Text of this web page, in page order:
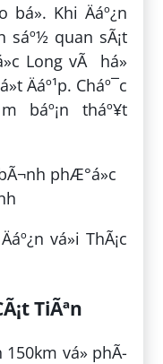
Khi Äáº¿n
sáº½ quan sÃ¡t
Long vÃ há»
Äáº¹p. Cháº¯c
báº¡n tháº¥t
vá»i ThÃ¡c
TiÃªn
150km vá» phÃ­